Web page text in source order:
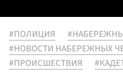
#ПОЛИЦИЯ
#НОВОСТИ НАБЕРЕЖНЫХ
#ПРОИСШЕСТВИЯ